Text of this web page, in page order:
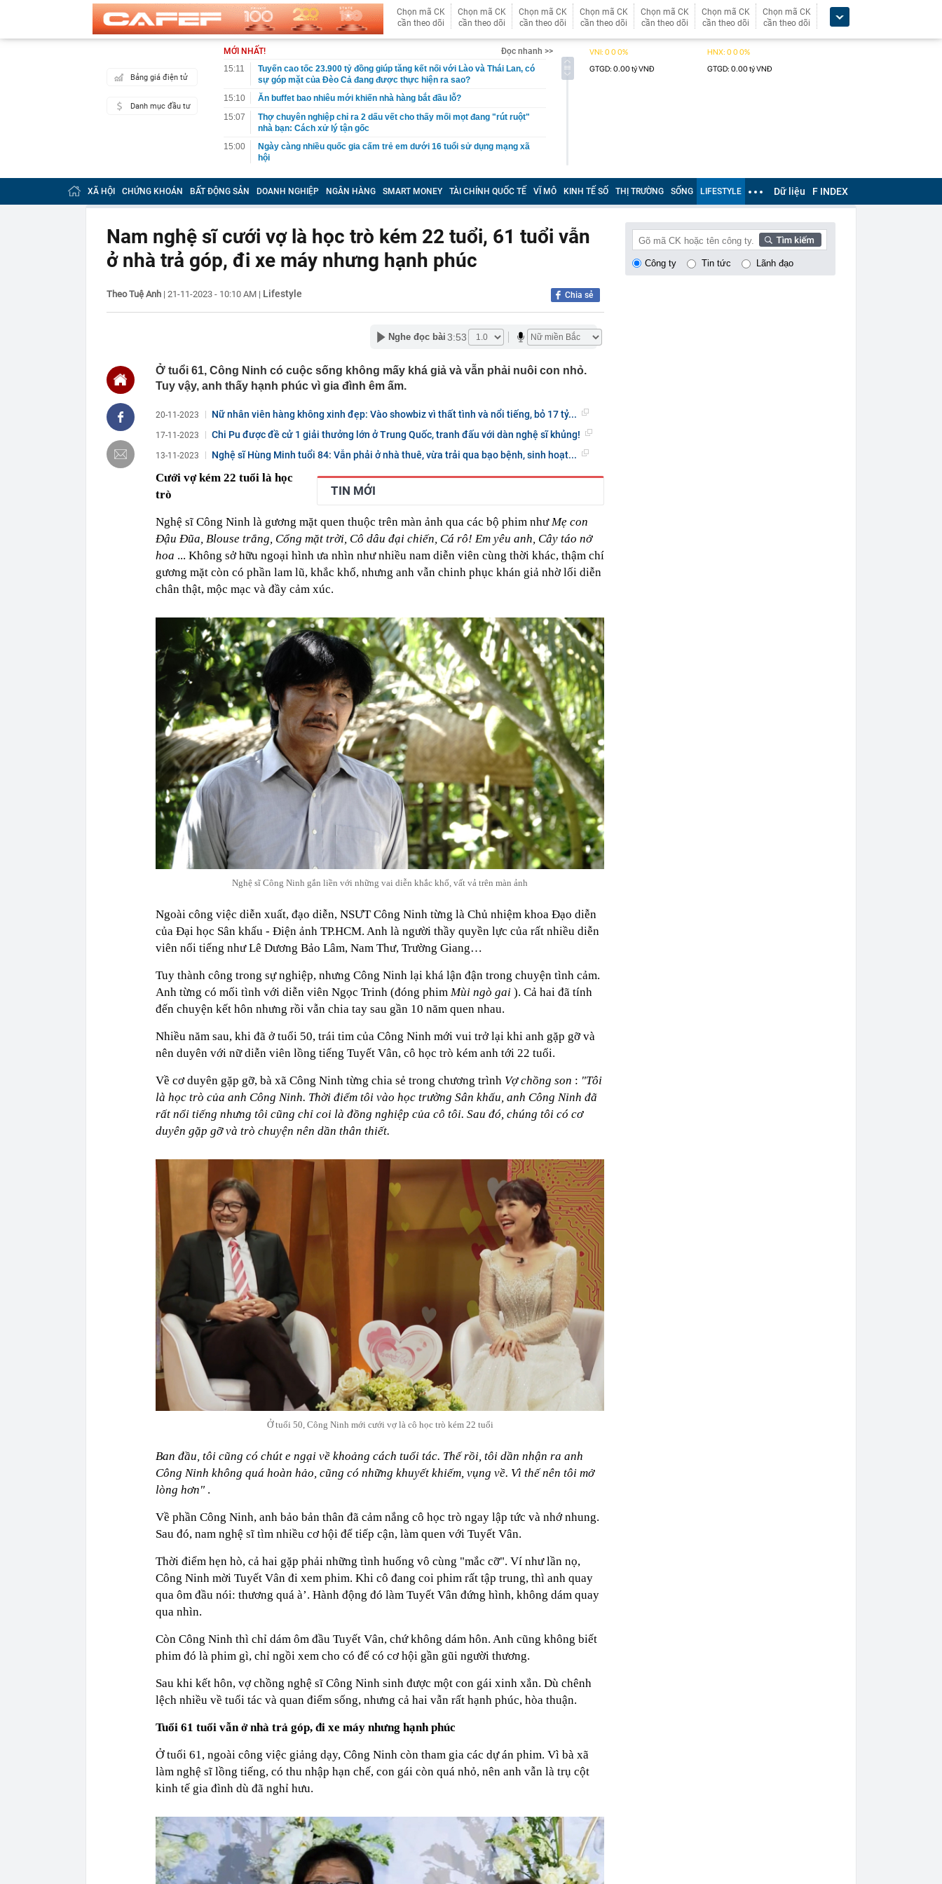
Chọn mã CK
cần theo dõi
Chọn mã CK
cần theo dõi
Chọn mã CK
cần theo dõi
Chọn mã CK
cần theo dõi
Chọn mã CK
cần theo dõi
Chọn mã CK
cần theo dõi
Chọn mã CK
cần theo dõi
Bảng giá điện tử
Danh mục đầu tư
MỚI NHẤT!
Đọc nhanh >>
15:11
Tuyến cao tốc 23.900 tỷ đồng giúp tăng kết nối với Lào và Thái Lan, có
sự góp mặt của Đèo Cả đang được thực hiện ra sao?
15:10
Ăn buffet bao nhiêu mới khiến nhà hàng bắt đầu lỗ?
15:07
Thợ chuyên nghiệp chỉ ra 2 dấu vết cho thấy mối mọt đang "rút ruột"
nhà bạn: Cách xử lý tận gốc
15:00
Ngày càng nhiều quốc gia cấm trẻ em dưới 16 tuổi sử dụng mạng xã
hội
15:00
Chuối đừng ăn kiểu chín cây, hãy đem nấu thế này vừa lạ miệng lại
giúp loại bỏ mùi hôi miệng và dễ ngủ
14:58
Châu Âu nhận tin không vui
14:57
Bầu Đức chào bán DN nắm 7.000 ha đất tại Lào: Giá 60.600 đồng/cp,
định giá hơn 11.000 tỷ đồng, gấp rưỡi công ty của ông Trần Bá Dương
14:56
Bán sedan hạng sang mua Kia Sportage HEV, chủ xe chia sẻ: ‘Nội thất
Phó Thủ tướng Hồ Quốc Dũng đề nghị CMC tiếp tục phát huy mô hình
liên kết Nhà nước – nhà trường – doanh nghiệp
CEO một công ty chứng khoán vừa từ nhiệm
14:46
Các siêu dự án cầu vượt sông Hồng, đường vành đai và loạt dự án
trọng điểm trên khắp Hà Nội đang có tiến độ ra sao?
14:44
Người phụ nữ 54 tuổi qua đời vì ung thư tuyến tụy dù chưa bao giờ ăn
quá nhiều, nguyên nhân từ 4 việc nhiều người làm mỗi tối
Nắng nóng khắc nghiệt đảo lộn cuộc sống ở Hàn Quốc
người dân cần đặc biệt cảnh giác
Ăn hàng trăm bát mì vẫn giữ dáng thon gọn, người phụ nữ Nhật Bản
14:33
Nữ cán bộ thuế là tiểu thư RMIT từng quản lý khách sạn gia đình từ
thời sinh viên, khí chất gây chú ý trên sân golf
14:23
Phát minh của Mỹ làm rung chuyển ngành vật liệu: Hợp chất bền gấp
10 lần thép, vẫn đạt độ dẻo 15%, mở ra tương lai cho loạt ngành quan
trọng
XÃ HỘI CHỨNG KHOÁN BẤT ĐỘNG SẢN DOANH NGHIỆP NGÂN HÀNG SMART MONEY TÀI CHÍNH QUỐC TẾ VĨ MÔ KINH TẾ SỐ THỊ TRƯỜNG SỐNG LIFESTYLE Dữ liệu F INDEX
Nam nghệ sĩ cưới vợ là học trò kém 22 tuổi, 61 tuổi vẫn
ở nhà trả góp, đi xe máy nhưng hạnh phúc
Theo Tuệ Anh | 21-11-2023 - 10:10 AM | Lifestyle Chia sẻ
Nghe đọc bài 3:53
Ở tuổi 61, Công Ninh có cuộc sống không mấy khá giả và vẫn phải nuôi con nhỏ.
Tuy vậy, anh thấy hạnh phúc vì gia đình êm ấm.
20-11-2023 Nữ nhân viên hàng không xinh đẹp: Vào showbiz vì thất tình và nổi tiếng, bỏ 17 tỷ...
17-11-2023 Chi Pu được đề cử 1 giải thưởng lớn ở Trung Quốc, tranh đấu với dàn nghệ sĩ khủng!
13-11-2023 Nghệ sĩ Hùng Minh tuổi 84: Vẫn phải ở nhà thuê, vừa trải qua bạo bệnh, sinh hoạt...
TIN MỚI
Cưới vợ kém 22 tuổi là học
trò
Nghệ sĩ Công Ninh là gương mặt quen thuộc trên màn ảnh qua các bộ phim nhưMẹ con
Đậu Đũa, Blouse trắng, Cổng mặt trời, Cô dâu đại chiến, Cá rô! Em yêu anh, Cây táo nở
hoa ... Không sở hữu ngoại hình ưa nhìn như nhiều nam diễn viên cùng thời khác, thậm chí
gương mặt còn có phần lam lũ, khắc khổ, nhưng anh vẫn chinh phục khán giả nhờ lối diễn
chân thật, mộc mạc và đầy cảm xúc.
Nghệ sĩ Công Ninh gắn liền với những vai diễn khắc khổ, vất vả trên màn ảnh
Ngoài công việc diễn xuất, đạo diễn, NSƯT Công Ninh từng là Chủ nhiệm khoa Đạo diễn
của Đại học Sân khấu - Điện ảnh TP.HCM. Anh là người thầy quyền lực của rất nhiều diễn
viên nổi tiếng như Lê Dương Bảo Lâm, Nam Thư, Trường Giang…
Tuy thành công trong sự nghiệp, nhưng Công Ninh lại khá lận đận trong chuyện tình cảm.
Anh từng có mối tình với diễn viên Ngọc Trinh (đóng phim Mùi ngò gai ). Cả hai đã tính
đến chuyện kết hôn nhưng rồi vẫn chia tay sau gần 10 năm quen nhau.
Nhiều năm sau, khi đã ở tuổi 50, trái tim của Công Ninh mới vui trở lại khi anh gặp gỡ và
nên duyên với nữ diễn viên lồng tiếng Tuyết Vân, cô học trò kém anh tới 22 tuổi.
Về cơ duyên gặp gỡ, bà xã Công Ninh từng chia sẻ trong chương trình Vợ chồng son : "Tôi
là học trò của anh Công Ninh. Thời điểm tôi vào học trường Sân khấu, anh Công Ninh đã
rất nổi tiếng nhưng tôi cũng chỉ coi là đồng nghiệp của cô tôi. Sau đó, chúng tôi có cơ
duyên gặp gỡ và trò chuyện nên dần thân thiết.
Ở tuổi 50, Công Ninh mới cưới vợ là cô học trò kém 22 tuổi
Ban đầu, tôi cũng có chút e ngại về khoảng cách tuổi tác. Thế rồi, tôi dần nhận ra anh
Công Ninh không quá hoàn hảo, cũng có những khuyết khiếm, vụng về. Vì thế nên tôi mở
lòng hơn" .
Về phần Công Ninh, anh bảo bản thân đã cảm nắng cô học trò ngay lập tức và nhớ nhung.
Sau đó, nam nghệ sĩ tìm nhiều cơ hội để tiếp cận, làm quen với Tuyết Vân.
Thời điểm hẹn hò, cả hai gặp phải những tình huống vô cùng "mắc cỡ". Ví như lần nọ,
Công Ninh mời Tuyết Vân đi xem phim. Khi cô đang coi phim rất tập trung, thì anh quay
qua ôm đầu nói: thương quá à’. Hành động đó làm Tuyết Vân đứng hình, không dám quay
qua nhìn.
Còn Công Ninh thì chỉ dám ôm đầu Tuyết Vân, chứ không dám hôn. Anh cũng không biết
phim đó là phim gì, chỉ ngồi xem cho có để có cơ hội gần gũi người thương.
Sau khi kết hôn, vợ chồng nghệ sĩ Công Ninh sinh được một con gái xinh xắn. Dù chênh
lệch nhiều về tuổi tác và quan điểm sống, nhưng cả hai vẫn rất hạnh phúc, hòa thuận.
Tuổi 61 tuổi vẫn ở nhà trả góp, đi xe máy nhưng hạnh phúc
Ở tuổi 61, ngoài công việc giảng dạy, Công Ninh còn tham gia các dự án phim. Vì bà xã
làm nghệ sĩ lồng tiếng, có thu nhập hạn chế, con gái còn quá nhỏ, nên anh vẫn là trụ cột
kinh tế gia đình dù đã nghỉ hưu.
Công ty Tin tức Lãnh đạo